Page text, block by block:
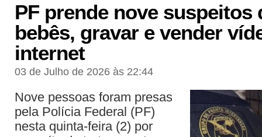
PF prende nove suspeitos
bebês, gravar e vender
internet
03 de Julho de 2026 às 22:44
Nove pessoas foram presas
pela Polícia Federal (PF)
nesta quinta-feira (2) por